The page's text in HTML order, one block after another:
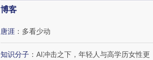
博客
唐涯 ： 多看少动
知识分子 ： AI冲击之下，年轻人与高学历女性更